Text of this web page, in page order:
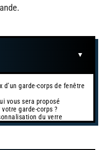
garde-corps de fenêtre
vous sera proposé
garde-corps ?
du verre